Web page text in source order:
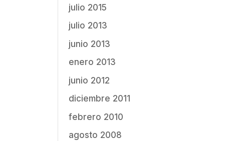
julio 2015
julio 2013
junio 2013
enero 2013
junio 2012
diciembre 2011
febrero 2010
agosto 2008